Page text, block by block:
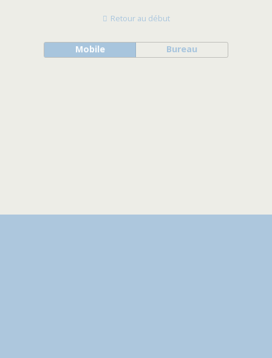
Retour au début
Mobile Bureau